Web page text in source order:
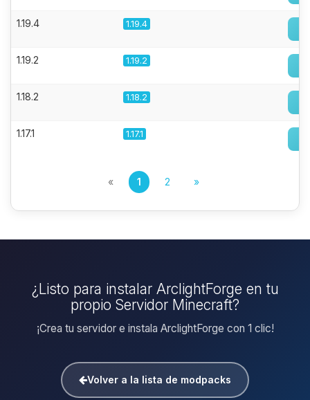
1.19.4 1.19.4
1.19.2 1.19.2
1.18.2 1.18.2
1.17.1 1.17.1
« 1 2 »
¿Listo para instalar ArclightForge en tu
propio Servidor Minecraft?
¡Crea tu servidor e instala ArclightForge con 1 clic!
Volver a la lista de modpacks